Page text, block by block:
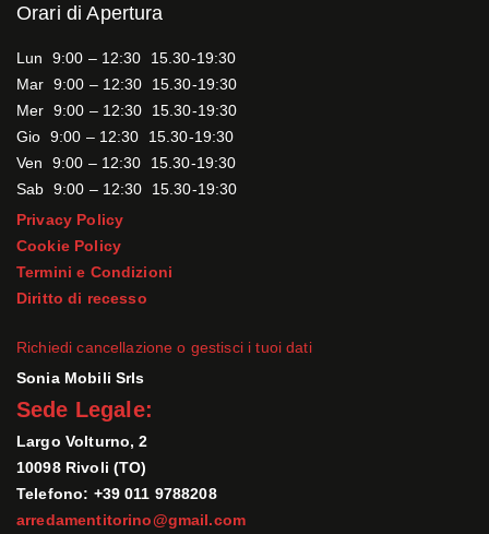
Orari di Apertura
Lun 9:00 – 12:30 15.30-19:30
Mar 9:00 – 12:30 15.30-19:30
Mer 9:00 – 12:30 15.30-19:30
Gio 9:00 – 12:30 15.30-19:30
Ven 9:00 – 12:30 15.30-19:30
Sab 9:00 – 12:30 15.30-19:30
Privacy Policy
Cookie Policy
Termini e Condizioni
Diritto di recesso
Richiedi cancellazione o gestisci i tuoi dati
Sonia Mobili Srls
Sede Legale:
Largo Volturno, 2
10098 Rivoli (TO)
Telefono: +39 011 9788208
arredamentitorino@gmail.com